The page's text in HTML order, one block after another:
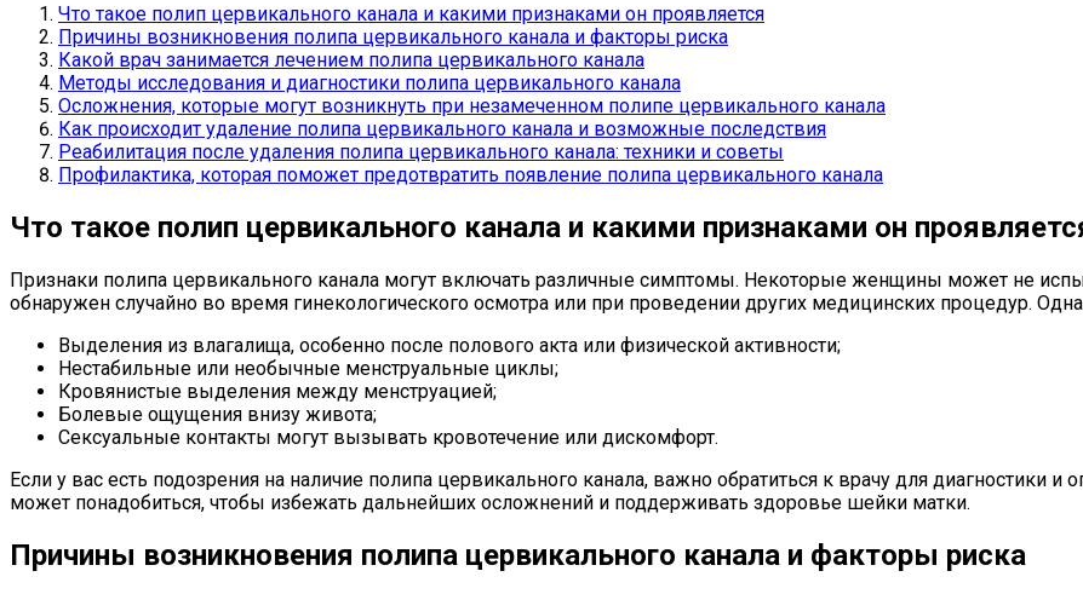
Что такое полип цервикального канала и какими признаками он проявляется
Причины возникновения полипа цервикального канала и факторы риска
Какой врач занимается лечением полипа цервикального канала
Методы исследования и диагностики полипа цервикального канала
Осложнения, которые могут возникнуть при незамеченном полипе цервикального канала
Как происходит удаление полипа цервикального канала и возможные последствия
Реабилитация после удаления полипа цервикального канала: техники и советы
Профилактика, которая поможет предотвратить появление полипа цервикального канала
Что такое полип цервикального канала и какими признаками он
Признаки полипа цервикального канала могут включать различные симптомы. Некоторые женщины может не
обнаружен случайно во время гинекологического осмотра или при проведении других медицинских процедур.
Выделения из влагалища, особенно после полового акта или физической активности;
Нестабильные или необычные менструальные циклы;
Кровянистые выделения между менструацией;
Болевые ощущения внизу живота;
Сексуальные контакты могут вызывать кровотечение или дискомфорт.
Если у вас есть подозрения на наличие полипа цервикального канала, важно обратиться к врачу для диагностики
может понадобиться, чтобы избежать дальнейших осложнений и поддерживать здоровье шейки матки.
Причины возникновения полипа цервикального канала и факторы риска